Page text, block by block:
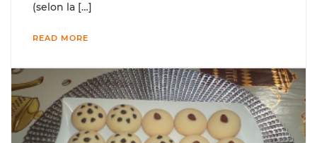
(selon la […]
READ MORE